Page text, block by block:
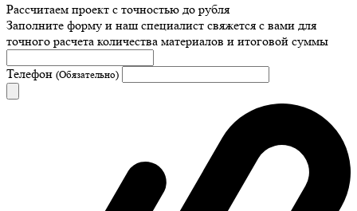
Рассчитаем проект с точностью до рубля
Заполните форму и наш специалист свяжется с вами для
точного расчета количества материалов и итоговой суммы
Телефон (Обязательно)